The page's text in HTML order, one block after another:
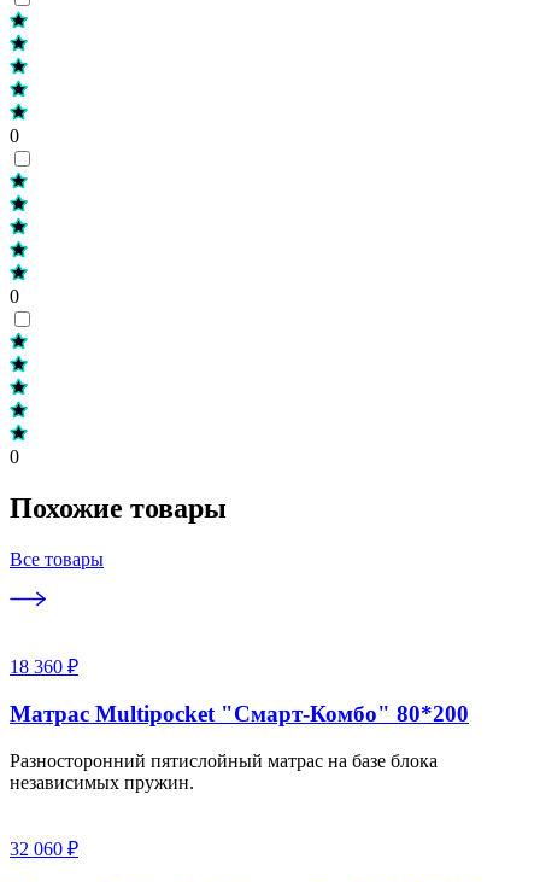
0
0
0
Похожие товары
Все товары
18 360 ₽
Матрас Multipocket "Смарт-Комбо" 80*200
Разносторонний пятислойный матрас на базе блока
независимых пружин.
32 060 ₽